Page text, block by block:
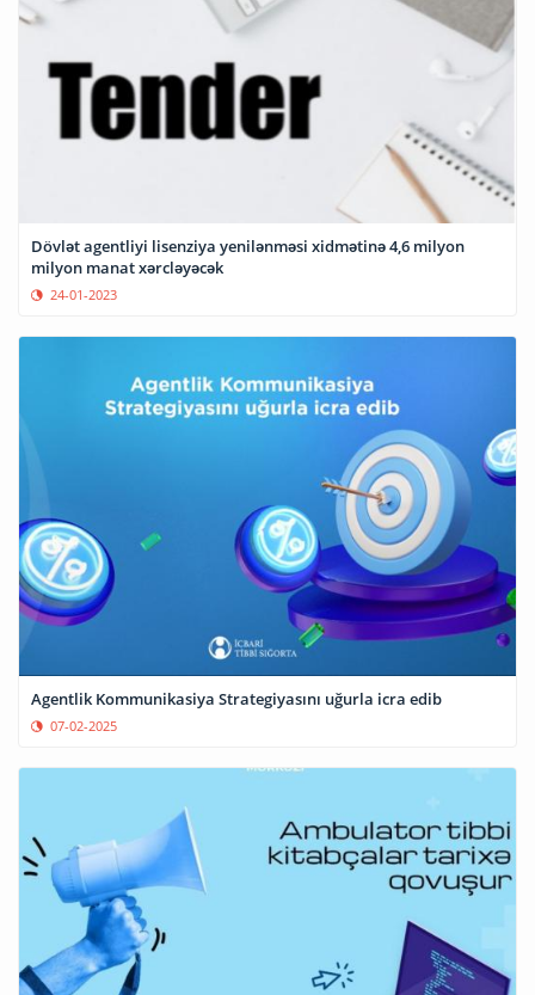
Dövlət agentliyi lisenziya yenilənməsi xidmətinə 4,6 milyon
milyon manat xərcləyəcək
24-01-2023
Agentlik Kommunikasiya Strategiyasını uğurla icra edib
07-02-2025